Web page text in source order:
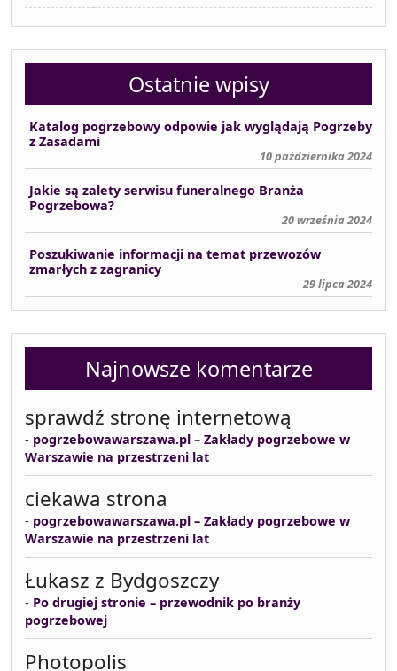
Ostatnie wpisy
Katalog pogrzebowy odpowie jak wyglądają Pogrzeby
z Zasadami
10 października 2024
Jakie są zalety serwisu funeralnego Branża
Pogrzebowa?
20 września 2024
Poszukiwanie informacji na temat przewozów
zmarłych z zagranicy
29 lipca 2024
Najnowsze komentarze
sprawdź stronę internetową
- pogrzebowawarszawa.pl – Zakłady pogrzebowe w
Warszawie na przestrzeni lat
ciekawa strona
- pogrzebowawarszawa.pl – Zakłady pogrzebowe w
Warszawie na przestrzeni lat
Łukasz z Bydgoszczy
- Po drugiej stronie – przewodnik po branży
pogrzebowej
Photopolis